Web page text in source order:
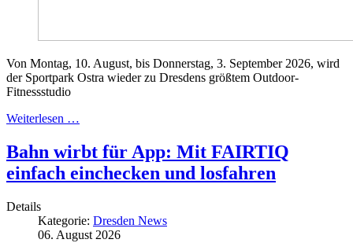
Von Montag, 10. August, bis Donnerstag, 3. September 2026, wird
der Sportpark Ostra wieder zu Dresdens größtem Outdoor-
Fitnessstudio
Weiterlesen …
Bahn wirbt für App: Mit FAIRTIQ
einfach einchecken und losfahren
Details
Kategorie: Dresden News
06. August 2026